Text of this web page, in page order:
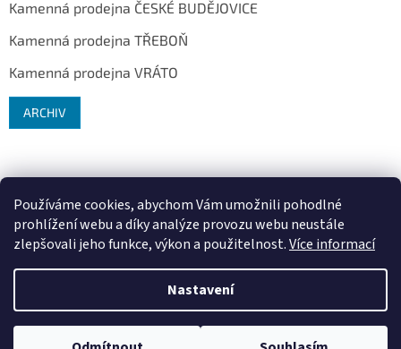
Používáme cookies, abychom Vám umožnili pohodlné
prohlížení webu a díky analýze provozu webu neustále
zlepšovali jeho funkce, výkon a použitelnost.Více informací
Nastavení
Kamenná prodejna ČESKÉ BUDĚJOVICE
Kamenná prodejna TŘEBOŇ
Kamenná prodejna VRÁTO
ARCHIV
Copyright 2026Hodně dobrá trafika ®. Všechna práva vyhrazena.
Upravit nastavení cookies